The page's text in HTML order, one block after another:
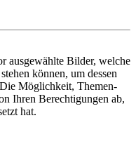
ausgewählte Bilder, welche
können, um dessen
Möglichkeit, Themen-
Ihren Berechtigungen ab,
hat.